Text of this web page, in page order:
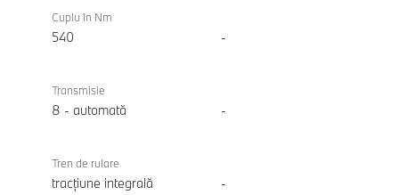
Cuplu în Nm
540 -
Transmisie
8 - automată -
Tren de rulare
tracțiune integrală -